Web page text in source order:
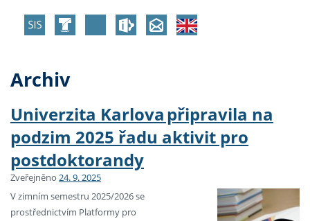
Archiv
Univerzita Karlova připravila na
podzim 2025 řadu aktivit pro
postdoktorandy
Zveřejněno 24. 9. 2025
V zimním semestru 2025/2026 se
prostřednictvím Platformy pro